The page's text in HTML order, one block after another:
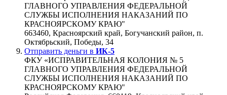
ГЛАВНОГО УПРАВЛЕНИЯ ФЕДЕРАЛЬНОЙ
СЛУЖБЫ ИСПОЛНЕНИЯ НАКАЗАНИЙ ПО
КРАСНОЯРСКОМУ КРАЮ"
663460, Красноярский край, Богучанский район, п.
Октябрьский, Победы, 34
Отправить деньги в ИК-5
ФКУ «ИСПРАВИТЕЛЬНАЯ КОЛОНИЯ № 5
ГЛАВНОГО УПРАВЛЕНИЯ ФЕДЕРАЛЬНОЙ
СЛУЖБЫ ИСПОЛНЕНИЯ НАКАЗАНИЙ ПО
КРАСНОЯРСКОМУ КРАЮ"